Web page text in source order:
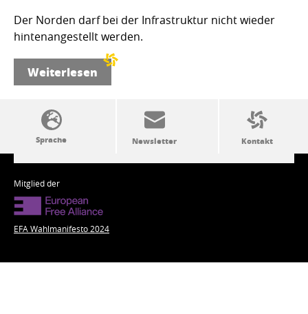
Der Norden darf bei der Infrastruktur nicht wieder
hintenangestellt werden.
Weiterlesen
SSW-Politik von A bis Z
Mitglied der
EFA Wahlmanifesto 2024